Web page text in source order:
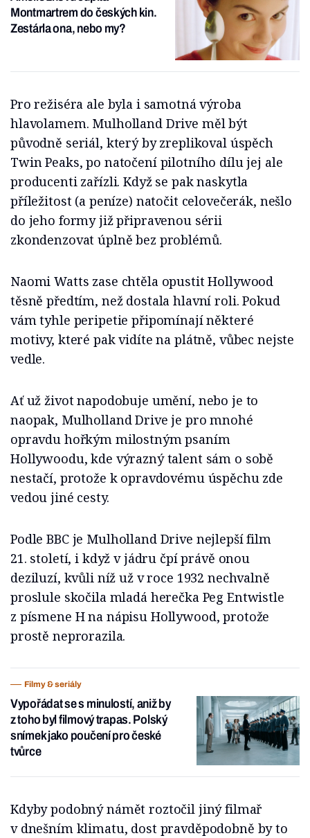
Montmartrem do českých kin.
Zestárla ona, nebo my?
Pro režiséra ale byla i samotná výroba
hlavolamem. Mulholland Drive měl být
původně seriál, který by zreplikoval úspěch
Twin Peaks, po natočení pilotního dílu jej ale
producenti zařízli. Když se pak naskytla
příležitost (a peníze) natočit celovečerák, nešlo
do jeho formy již připravenou sérii
zkondenzovat úplně bez problémů.
Naomi Watts zase chtěla opustit Hollywood
těsně předtím, než dostala hlavní roli. Pokud
vám tyhle peripetie připomínají některé
motivy, které pak vidíte na plátně, vůbec nejste
vedle.
Ať už život napodobuje umění, nebo je to
naopak, Mulholland Drive je pro mnohé
opravdu hořkým milostným psaním
Hollywoodu, kde výrazný talent sám o sobě
nestačí, protože k opravdovému úspěchu zde
vedou jiné cesty.
Podle BBC je Mulholland Drive nejlepší film
21. století, i když v jádru čpí právě onou
deziluzí, kvůli níž už v roce 1932 nechvalně
proslule skočila mladá herečka Peg Entwistle
z písmene H na nápisu Hollywood, protože
prostě neprorazila.
Filmy & seriály
Vypořádat se s minulostí, aniž by
z toho byl filmový trapas. Polský
snímek jako poučení pro české
tvůrce
Kdyby podobný námět roztočil jiný filmař
v dnešním klimatu, dost pravděpodobně by to